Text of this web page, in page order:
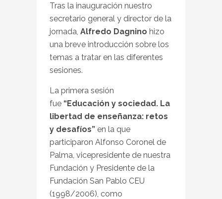
Tras la inauguración nuestro
secretario general y director de la
jornada, Alfredo Dagnino hizo
una breve introducción sobre los
temas a tratar en las diferentes
sesiones.
La primera sesión
fue “Educación y sociedad. La
libertad de enseñanza: retos
y desafíos” en la que
participaron Alfonso Coronel de
Palma, vicepresidente de nuestra
Fundación y Presidente de la
Fundación San Pablo CEU
(1998/2006), como